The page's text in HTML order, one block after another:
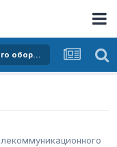
Покупка и продажа телекоммуникационного оборудования